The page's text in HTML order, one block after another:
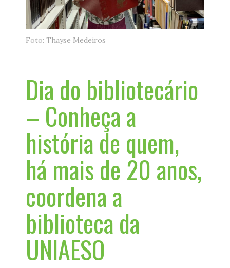
Foto: Thayse Medeiros
Dia do bibliotecário
– Conheça a
história de quem,
há mais de 20 anos,
coordena a
biblioteca da
UNIAESO